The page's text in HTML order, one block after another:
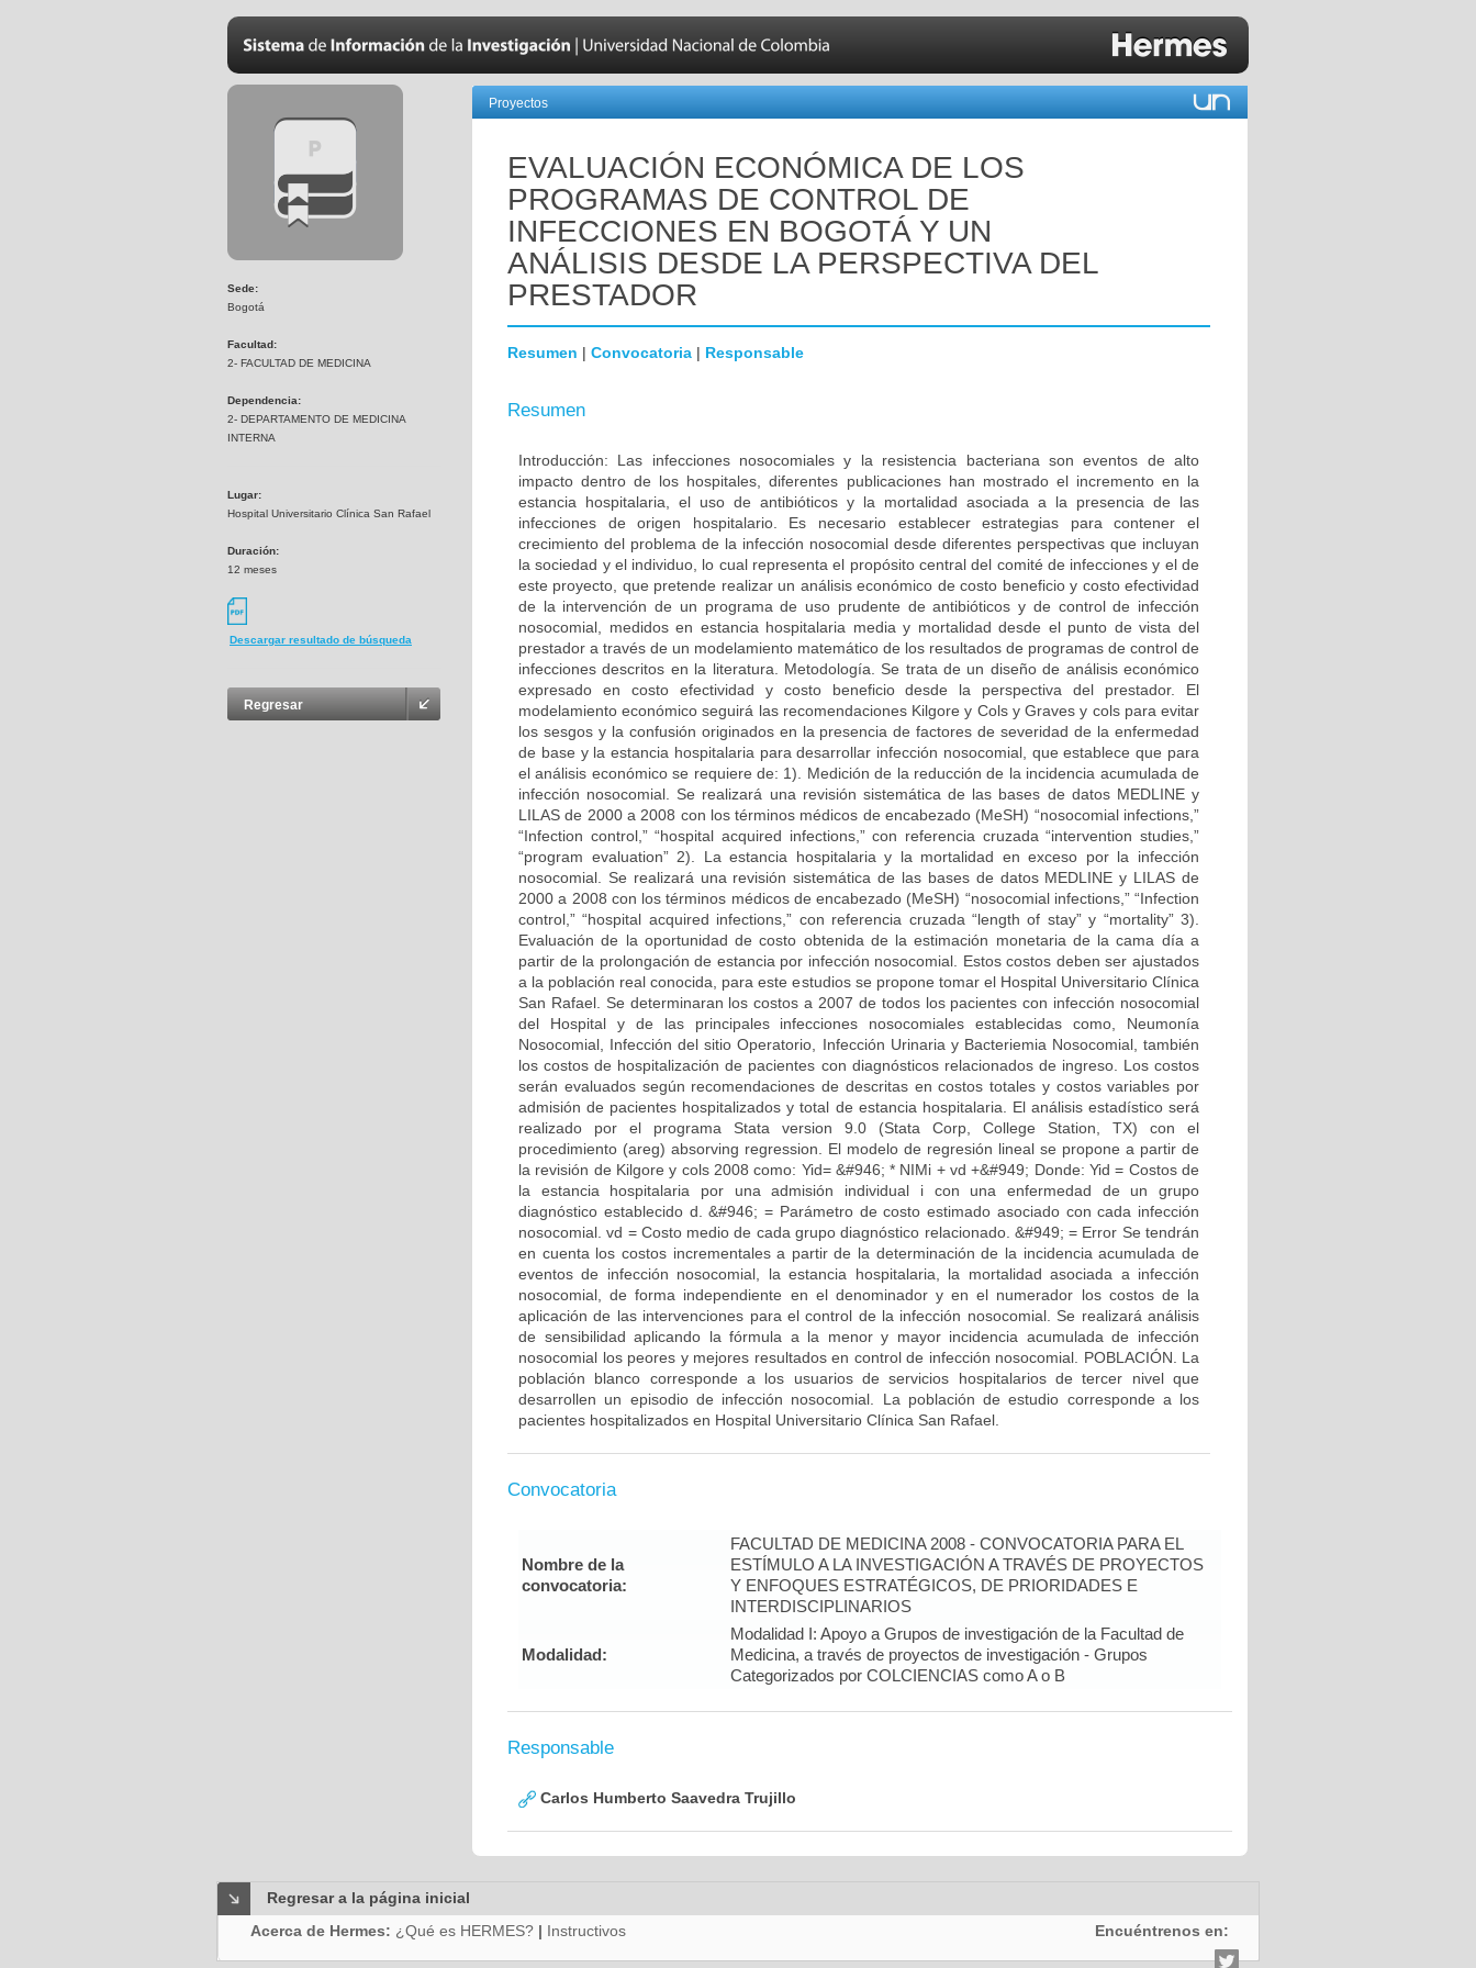
Sede:
Bogotá
Facultad:
2- FACULTAD DE MEDICINA
Dependencia:
2- DEPARTAMENTO DE MEDICINA
INTERNA
Lugar:
Hospital Universitario Clínica San Rafael
Duración:
12 meses
Descargar resultado de búsqueda
Regresar
Proyectos
EVALUACIÓN ECONÓMICA DE LOS
PROGRAMAS DE CONTROL DE
INFECCIONES EN BOGOTÁ Y UN
ANÁLISIS DESDE LA PERSPECTIVA DEL
PRESTADOR
Resumen | Convocatoria | Responsable
Resumen
Introducción: Las infecciones nosocomiales y la resistencia bacteriana son eventos de alto
impacto dentro de los hospitales, diferentes publicaciones han mostrado el incremento en la
estancia hospitalaria, el uso de antibióticos y la mortalidad asociada a la presencia de las
infecciones de origen hospitalario. Es necesario establecer estrategias para contener el
crecimiento del problema de la infección nosocomial desde diferentes perspectivas que incluyan
la sociedad y el individuo, lo cual representa el propósito central del comité de infecciones y el de
este proyecto, que pretende realizar un análisis económico de costo beneficio y costo efectividad
de la intervención de un programa de uso prudente de antibióticos y de control de infección
nosocomial, medidos en estancia hospitalaria media y mortalidad desde el punto de vista del
prestador a través de un modelamiento matemático de los resultados de programas de control de
infecciones descritos en la literatura. Metodología. Se trata de un diseño de análisis económico
expresado en costo efectividad y costo beneficio desde la perspectiva del prestador. El
modelamiento económico seguirá las recomendaciones Kilgore y Cols y Graves y cols para evitar
los sesgos y la confusión originados en la presencia de factores de severidad de la enfermedad
de base y la estancia hospitalaria para desarrollar infección nosocomial, que establece que para
el análisis económico se requiere de: 1). Medición de la reducción de la incidencia acumulada de
infección nosocomial. Se realizará una revisión sistemática de las bases de datos MEDLINE y
LILAS de 2000 a 2008 con los términos médicos de encabezado (MeSH) “nosocomial infections,”
“Infection control,” “hospital acquired infections,” con referencia cruzada “intervention studies,”
“program evaluation” 2). La estancia hospitalaria y la mortalidad en exceso por la infección
nosocomial. Se realizará una revisión sistemática de las bases de datos MEDLINE y LILAS de
2000 a 2008 con los términos médicos de encabezado (MeSH) “nosocomial infections,” “Infection
control,” “hospital acquired infections,” con referencia cruzada “length of stay” y “mortality” 3).
Evaluación de la oportunidad de costo obtenida de la estimación monetaria de la cama día a
partir de la prolongación de estancia por infección nosocomial. Estos costos deben ser ajustados
a la población real conocida, para este estudios se propone tomar el Hospital Universitario Clínica
San Rafael. Se determinaran los costos a 2007 de todos los pacientes con infección nosocomial
del Hospital y de las principales infecciones nosocomiales establecidas como, Neumonía
Nosocomial, Infección del sitio Operatorio, Infección Urinaria y Bacteriemia Nosocomial, también
los costos de hospitalización de pacientes con diagnósticos relacionados de ingreso. Los costos
serán evaluados según recomendaciones de descritas en costos totales y costos variables por
admisión de pacientes hospitalizados y total de estancia hospitalaria. El análisis estadístico será
realizado por el programa Stata version 9.0 (Stata Corp, College Station, TX) con el
procedimiento (areg) absorving regression. El modelo de regresión lineal se propone a partir de
la revisión de Kilgore y cols 2008 como: Yid= &#946; * NIMi + vd +&#949; Donde: Yid = Costos de
la estancia hospitalaria por una admisión individual i con una enfermedad de un grupo
diagnóstico establecido d. &#946; = Parámetro de costo estimado asociado con cada infección
nosocomial. vd = Costo medio de cada grupo diagnóstico relacionado. &#949; = Error Se tendrán
en cuenta los costos incrementales a partir de la determinación de la incidencia acumulada de
eventos de infección nosocomial, la estancia hospitalaria, la mortalidad asociada a infección
nosocomial, de forma independiente en el denominador y en el numerador los costos de la
aplicación de las intervenciones para el control de la infección nosocomial. Se realizará análisis
de sensibilidad aplicando la fórmula a la menor y mayor incidencia acumulada de infección
nosocomial los peores y mejores resultados en control de infección nosocomial. POBLACIÓN. La
población blanco corresponde a los usuarios de servicios hospitalarios de tercer nivel que
desarrollen un episodio de infección nosocomial. La población de estudio corresponde a los
pacientes hospitalizados en Hospital Universitario Clínica San Rafael.
Convocatoria
Nombre de la
convocatoria:
FACULTAD DE MEDICINA 2008 - CONVOCATORIA PARA EL
ESTÍMULO A LA INVESTIGACIÓN A TRAVÉS DE PROYECTOS
Y ENFOQUES ESTRATÉGICOS, DE PRIORIDADES E
INTERDISCIPLINARIOS
Modalidad:
Modalidad I: Apoyo a Grupos de investigación de la Facultad de
Medicina, a través de proyectos de investigación - Grupos
Categorizados por COLCIENCIAS como A o B
Responsable
Carlos Humberto Saavedra Trujillo
Regresar a la página inicial
Acerca de Hermes: ¿Qué es HERMES? | Instructivos Encuéntrenos en: